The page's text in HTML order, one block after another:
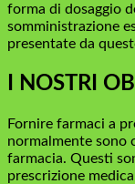
forma di dosaggio
somministrazione
presentate da
I NOSTRI
Fornire farmaci a
normalmente sono
farmacia. Questi
prescrizione